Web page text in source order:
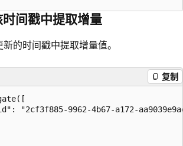
间戳中提取增量
的时间戳中提取增量值。
复制
"2cf3f885-9962-4b67-a172-